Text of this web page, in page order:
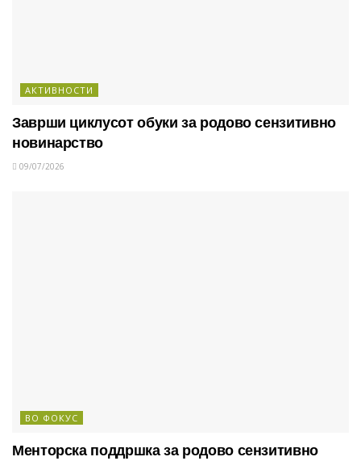
АКТИВНОСТИ
Заврши циклусот обуки за родово сензитивно
новинарство
09/07/2026
ВО ФОКУС
Менторска поддршка за родово сензитивно